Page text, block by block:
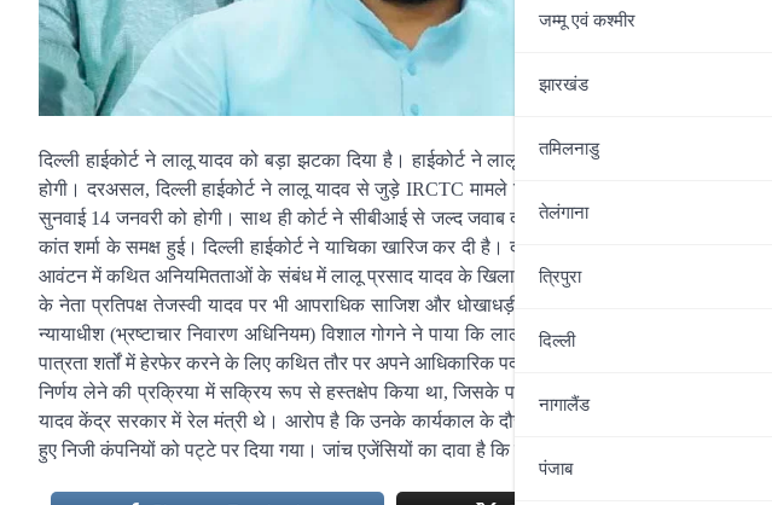
जम्‍मू एवं कश्‍मीर
झारखंड
तमिलनाडु
तेलंगाना
त्रिपुरा
दिल्‍ली
नागालैंड
पंजाब
दिल्ली हाईकोर्ट ने लालू यादव को बड़ा झटका दिया है। हाईकोर्ट ने लालू यादव की याचिका को खारिज
होगी। दरअसल, दिल्ली हाईकोर्ट ने लालू यादव से जुड़े IRCTC मामले निचली अदालत के फैसले पर रोक
सुनवाई 14 जनवरी को होगी। साथ ही कोर्ट ने सीबीआई से जल्द जवाब दाखिल करने को कहा है। लालू यादव
कांत शर्मा के समक्ष हुई। दिल्ली हाईकोर्ट ने याचिका खारिज कर दी है। दरअसल, अक्टूबर 2025 में निचली
आवंटन में कथित अनियमितताओं के संबंध में लालू प्रसाद यादव के खिलाफ आरोप तय किए थे। उनकी पत्नी,
के नेता प्रतिपक्ष तेजस्वी यादव पर भी आपराधिक साजिश और धोखाधड़ी सहित कई अपराधों के आरोप
न्यायाधीश (भ्रष्टाचार निवारण अधिनियम) विशाल गोगने ने पाया कि लालू प्रसाद यादव ने केंद्रीय रेल
पात्रता शर्तों में हेरफेर करने के लिए कथित तौर पर अपने आधिकारिक पद का दुरुपयोग किया था। अदालत ने
निर्णय लेने की प्रक्रिया में सक्रिय रूप से हस्तक्षेप किया था, जिसके परिणामस्वरूप सरकारी खजाने को
यादव केंद्र सरकार में रेल मंत्री थे। आरोप है कि उनके कार्यकाल के दौरान IRCTC के अधीन आने वाले कुछ
हुए निजी कंपनियों को पट्टे पर दिया गया। जांच एजेंसियों का दावा है कि टेंडर प्रक्रिया में पारदर्शिता नहीं